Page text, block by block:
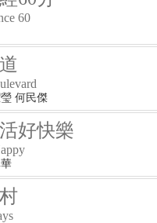
60
何民傑
好快樂